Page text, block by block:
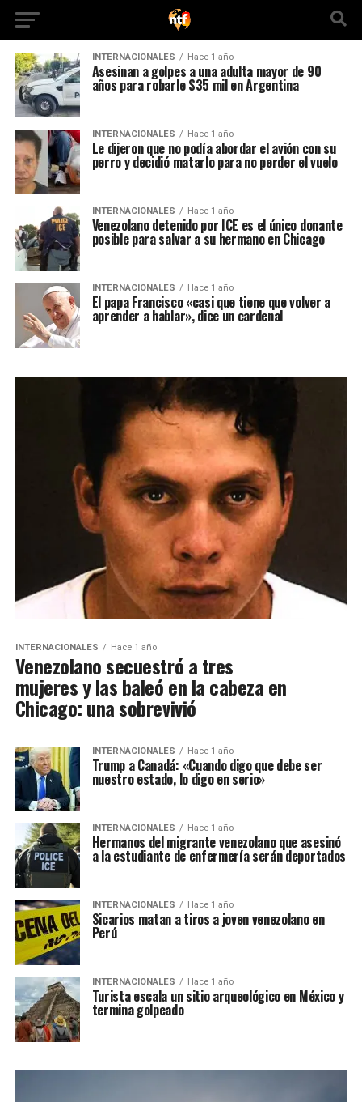
INTERNACIONALES Hace 1 año
Asesinan a golpes a una adulta mayor de 90
años para robarle $35 mil en Argentina
INTERNACIONALES Hace 1 año
Le dijeron que no podía abordar el avión con su
perro y decidió matarlo para no perder el vuelo
INTERNACIONALES Hace 1 año
Venezolano detenido por ICE es el único donante
posible para salvar a su hermano en Chicago
INTERNACIONALES Hace 1 año
El papa Francisco «casi que tiene que volver a
aprender a hablar», dice un cardenal
INTERNACIONALES Hace 1 año
Venezolano secuestró a tres
mujeres y las baleó en la cabeza en
Chicago: una sobrevivió
INTERNACIONALES Hace 1 año
Trump a Canadá: «Cuando digo que debe ser
nuestro estado, lo digo en serio»
INTERNACIONALES Hace 1 año
Hermanos del migrante venezolano que asesinó
a la estudiante de enfermería serán deportados
INTERNACIONALES Hace 1 año
Sicarios matan a tiros a joven venezolano en
Perú
INTERNACIONALES Hace 1 año
Turista escala un sitio arqueológico en México y
termina golpeado